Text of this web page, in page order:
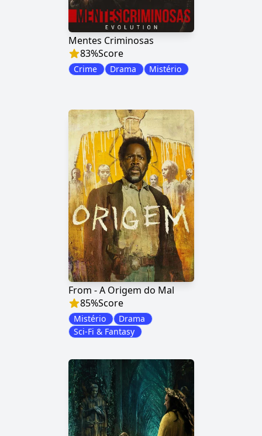
Mentes Criminosas
83%Score
Crime Drama Mistério
From - A Origem do Mal
85%Score
Mistério
Drama
Sci-Fi & Fantasy